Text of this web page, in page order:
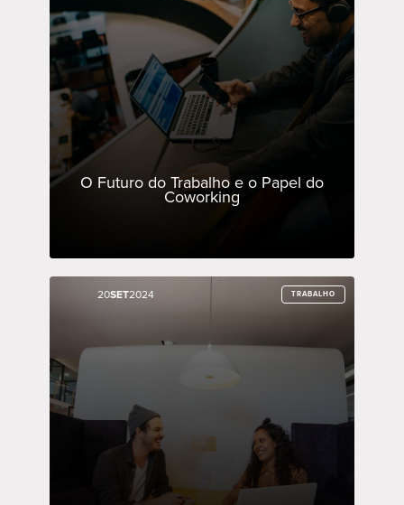
O Futuro do Trabalho e o Papel do
Coworking
20SET2024 TRABALHO
20SET2024 TRABALHO